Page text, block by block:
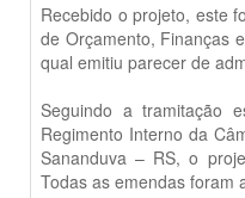
Recebido o projeto, este
de Orçamento, Finanças
qual emitiu parecer de
Seguindo a tramitação
Regimento Interno da
Sananduva – RS, o
Todas as emendas foram